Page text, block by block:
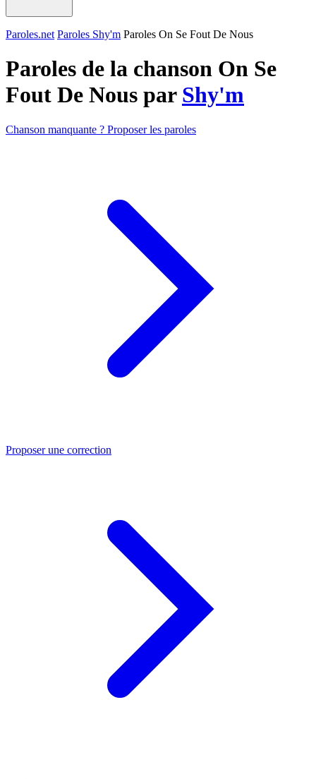
Paroles.net Paroles Shy'm Paroles On Se Fout De Nous
Paroles de la chanson On Se
Fout De Nous par Shy'm
Chanson manquante ? Proposer les paroles
Proposer une correction